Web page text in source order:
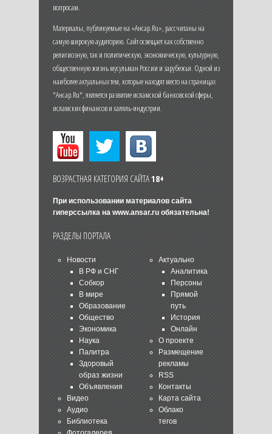
вопросам.
Материалы, публикуемые на «Ансар.Ru», рассчитаны на
самую широкую аудиторию. Сайт освещает как собственно
религиозную, так и политическую, экономическую, культурную,
общественную жизнь мусульман России и зарубежья. Одной из
наиболее актуальных тем, которые находят место на страницах
"Ансар.Ru", является развитие исламской банковской сферы,
исламских финансов и халяль-индустрии.
ВОЗРАСТНАЯ КАТЕГОРИЯ САЙТА18+
При использовании материалов сайта
гиперссылка на www.ansar.ruобязательна!
РАЗДЕЛЫ ПОРТАЛА
Новости
В РФ и СНГ
Собкор
В мире
Образование
Общество
Экономика
Наука
Палитра
Здоровый
образ жизни
Объявления
Видео
Аудио
Библиотека
Актуально
Аналитика
Персоны
Прямой
путь
История
Онлайн
О проекте
Размещение
рекламы
RSS
Контакты
Карта сайта
Облако
тегов